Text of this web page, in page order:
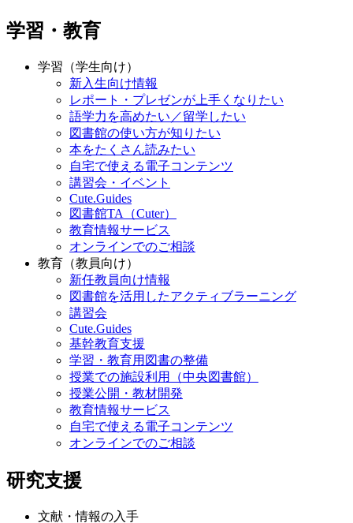
記録資料館
学習・教育
学習（学生向け）
新入生向け情報
レポート・プレゼンが上手くなりたい
語学力を高めたい／留学したい
図書館の使い方が知りたい
本をたくさん読みたい
自宅で使える電子コンテンツ
講習会・イベント
Cute.Guides
図書館TA（Cuter）
教育情報サービス
オンラインでのご相談
教育（教員向け）
新任教員向け情報
図書館を活用したアクティブラーニング
講習会
Cute.Guides
基幹教育支援
学習・教育用図書の整備
授業での施設利用（中央図書館）
授業公開・教材開発
教育情報サービス
オンラインでのご相談
研究支援